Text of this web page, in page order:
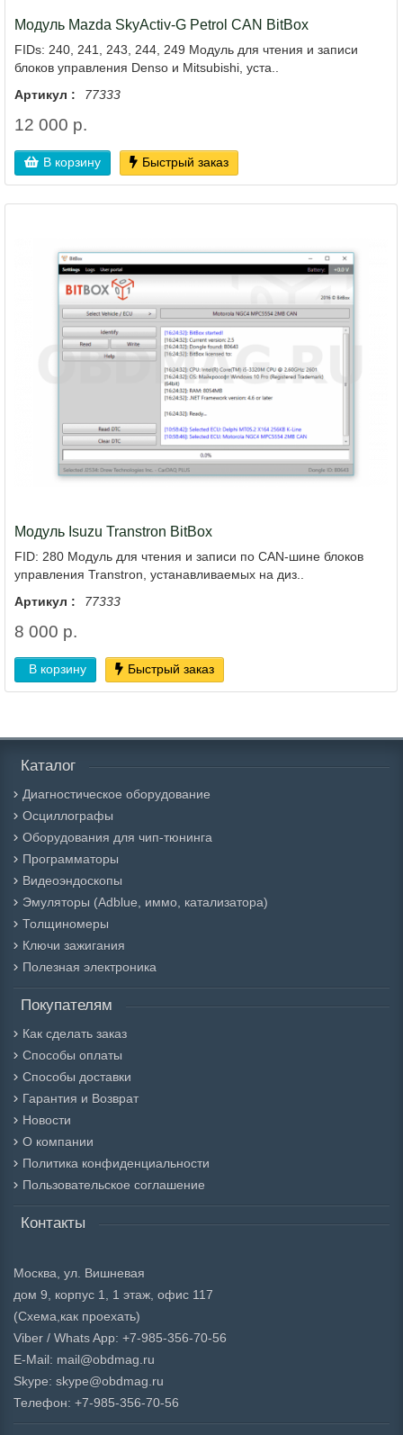
Модуль Mazda SkyActiv-G Petrol CAN BitBox
FIDs: 240, 241, 243, 244, 249 Модуль для чтения и записи
блоков управления Denso и Mitsubishi, уста..
Артикул :
77333
12 000 р.
В корзину Быстрый заказ
Модуль Isuzu Transtron BitBox
FID: 280 Модуль для чтения и записи по CAN-шине блоков
управления Transtron, устанавливаемых на диз..
Артикул :
77333
8 000 р.
В корзину Быстрый заказ
Каталог
Диагностическое оборудование
Осциллографы
Оборудования для чип-тюнинга
Программаторы
Видеоэндоскопы
Эмуляторы (Adblue, иммо, катализатора)
Толщиномеры
Ключи зажигания
Полезная электроника
Покупателям
Как сделать заказ
Способы оплаты
Способы доставки
Гарантия и Возврат
Новости
О компании
Политика конфиденциальности
Пользовательское соглашение
Контакты
Москва, ул. Вишневая
дом 9, корпус 1, 1 этаж, офис 117
(Схема, как проехать)
Viber / Whats App: +7-985-356-70-56
E-Mail: mail@obdmag.ru
Skype: skype@obdmag.ru
Телефон: +7-985-356-70-56